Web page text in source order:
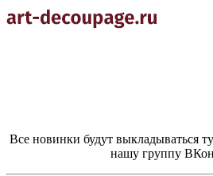
Все новинки будут выкладываться
нашу группу